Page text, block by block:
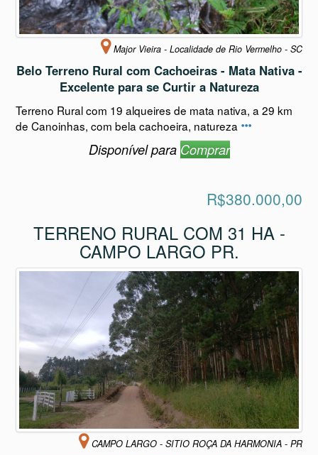
Major Vieira - Localidade de Rio Vermelho - SC
Belo Terreno Rural com Cachoeiras - Mata Nativa -
Excelente para se Curtir a Natureza
Terreno Rural com 19 alqueires de mata nativa, a 29 km
de Canoinhas, com bela cachoeira, natureza
Disponível para Comprar
R$380.000,00
TERRENO RURAL COM 31 HA -
CAMPO LARGO PR.
CAMPO LARGO - SITIO ROÇA DA HARMONIA - PR